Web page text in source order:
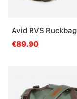
Avid RVS Ruckbag
€89.90